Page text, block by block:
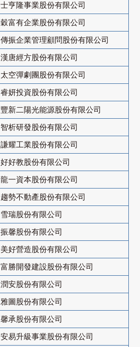
士亨隆事業股份有限公司
穀富有企業股份有限公司
傳振企業管理顧問股份有限公司
漢唐經方股份有限公司
太空彈劇團股份有限公司
睿妍投資股份有限公司
豐新二陽光能源股份有限公司
智析研發股份有限公司
謙耀工業股份有限公司
好好教股份有限公司
龍一資本股份有限公司
趨勢不動產股份有限公司
雪瑞股份有限公司
振馨股份有限公司
美好營造股份有限公司
富勝開發建設股份有限公司
潤安股份有限公司
雅圖股份有限公司
馨承股份有限公司
安易升級事業股份有限公司